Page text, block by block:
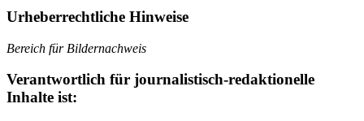
Urheberrechtliche Hinweise
Bereich für Bildernachweis
Verantwortlich für journalistisch-redaktionelle
Inhalte ist: